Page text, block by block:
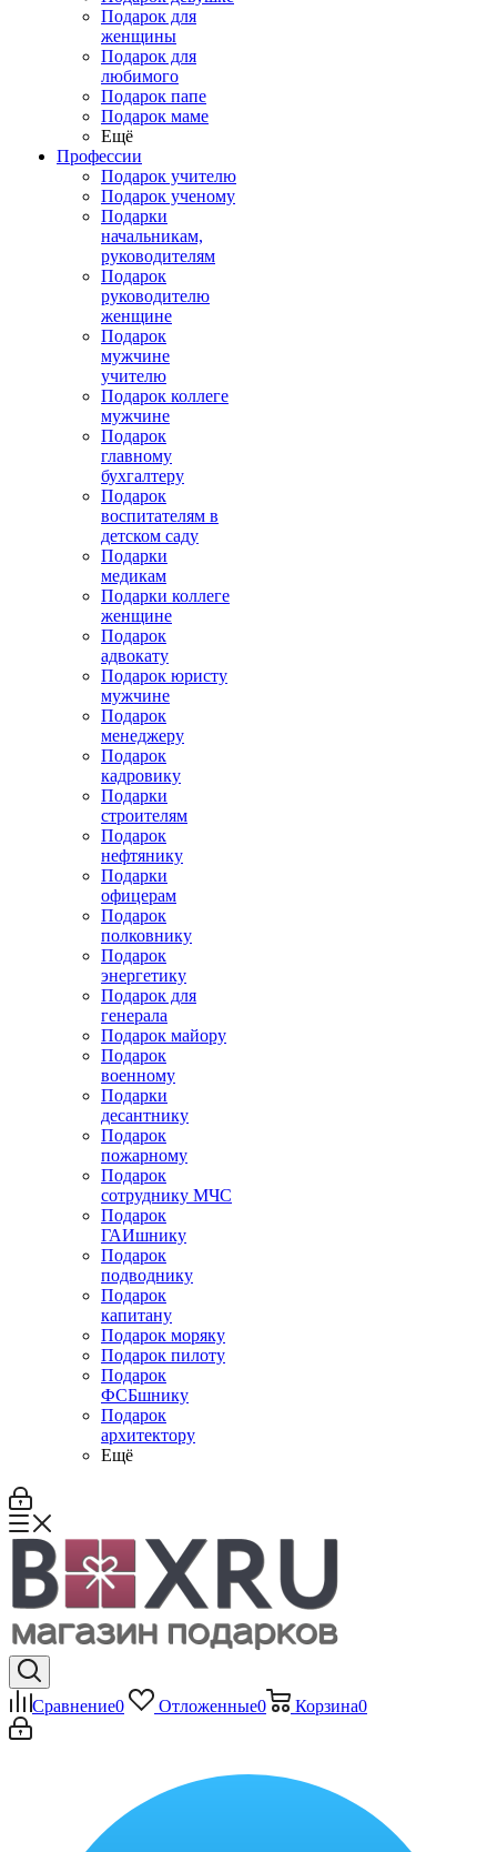
Подарок для
женщины
Подарок для
любимого
Подарок папе
Подарок маме
Ещё
Профессии
Подарок учителю
Подарок ученому
Подарки
начальникам,
руководителям
Подарок
руководителю
женщине
Подарок
мужчине
учителю
Подарок коллеге
мужчине
Подарок
главному
бухгалтеру
Подарок
воспитателям в
детском саду
Подарки
медикам
Подарки коллеге
женщине
Подарок
адвокату
Подарок юристу
мужчине
Подарок
менеджеру
Подарок
кадровику
Подарки
строителям
Подарок
нефтянику
Подарки
офицерам
Подарок
полковнику
Подарок
энергетику
Подарок для
генерала
Подарок майору
Подарок
военному
Подарки
десантнику
Подарок
пожарному
Подарок
сотруднику МЧС
Подарок
ГАИшнику
Подарок
подводнику
Подарок
капитану
Подарок моряку
Подарок пилоту
Подарок
ФСБшнику
Подарок
архитектору
Ещё
Сравнение0 Отложенные0 Корзина0